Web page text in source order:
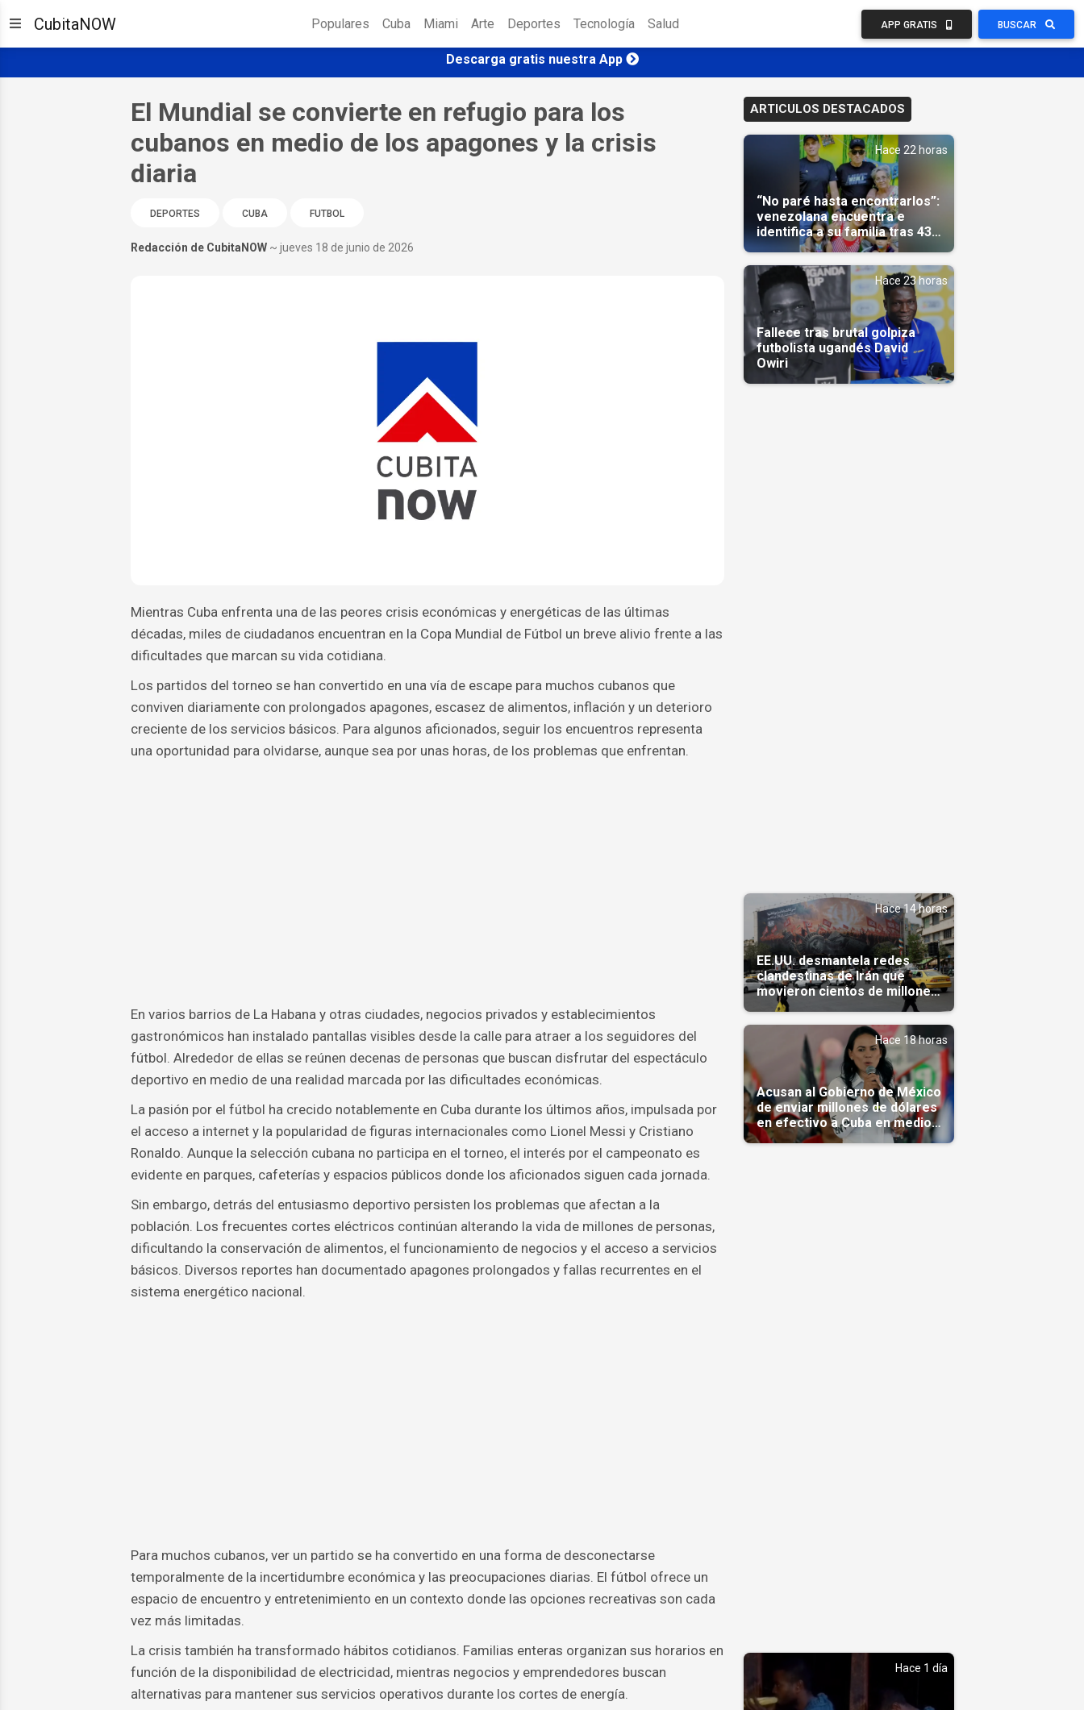
CubitaNOW Populares Cuba Miami Arte Deportes Tecnología Salud APP GRATIS BUSCAR
Descarga gratis nuestra App
El Mundial se convierte en refugio para los
cubanos en medio de los apagones y la crisis
diaria
DEPORTES CUBA FUTBOL
Redacción de CubitaNOW ~ jueves 18 de junio de 2026
Mientras Cuba enfrenta una de las peores crisis económicas y energéticas de las últimas
décadas, miles de ciudadanos encuentran en la Copa Mundial de Fútbol un breve alivio frente a las
dificultades que marcan su vida cotidiana.
Los partidos del torneo se han convertido en una vía de escape para muchos cubanos que
conviven diariamente con prolongados apagones, escasez de alimentos, inflación y un deterioro
creciente de los servicios básicos. Para algunos aficionados, seguir los encuentros representa
una oportunidad para olvidarse, aunque sea por unas horas, de los problemas que enfrentan.
En varios barrios de La Habana y otras ciudades, negocios privados y establecimientos
gastronómicos han instalado pantallas visibles desde la calle para atraer a los seguidores del
fútbol. Alrededor de ellas se reúnen decenas de personas que buscan disfrutar del espectáculo
deportivo en medio de una realidad marcada por las dificultades económicas.
La pasión por el fútbol ha crecido notablemente en Cuba durante los últimos años, impulsada por
el acceso a internet y la popularidad de figuras internacionales como Lionel Messi y Cristiano
Ronaldo. Aunque la selección cubana no participa en el torneo, el interés por el campeonato es
evidente en parques, cafeterías y espacios públicos donde los aficionados siguen cada jornada.
Sin embargo, detrás del entusiasmo deportivo persisten los problemas que afectan a la
población. Los frecuentes cortes eléctricos continúan alterando la vida de millones de personas,
dificultando la conservación de alimentos, el funcionamiento de negocios y el acceso a servicios
básicos. Diversos reportes han documentado apagones prolongados y fallas recurrentes en el
sistema energético nacional.
Para muchos cubanos, ver un partido se ha convertido en una forma de desconectarse
temporalmente de la incertidumbre económica y las preocupaciones diarias. El fútbol ofrece un
espacio de encuentro y entretenimiento en un contexto donde las opciones recreativas son cada
vez más limitadas.
La crisis también ha transformado hábitos cotidianos. Familias enteras organizan sus horarios en
función de la disponibilidad de electricidad, mientras negocios y emprendedores buscan
alternativas para mantener sus servicios operativos durante los cortes de energía.
ARTICULOS DESTACADOS
Hace 22 horas
“No paré hasta encontrarlos”:
venezolana encuentra e
identifica a su familia tras 43
días del terremoto
Hace 23 horas
Fallece tras brutal golpiza
futbolista ugandés David
Owiri
Hace 14 horas
EE.UU. desmantela redes
clandestinas de Irán que
movieron cientos de millones
de dólares
Hace 18 horas
Acusan al Gobierno de México
de enviar millones de dólares
en efectivo a Cuba en medio
de la crisis de la Isla
Hace 1 día